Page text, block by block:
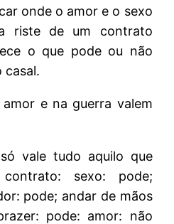
onde o amor e o sexo
riste de um contrato
o que pode ou não
casal.
e na guerra valem
vale tudo aquilo que
sexo: pode;
pode; andar de mãos
pode: amor: não